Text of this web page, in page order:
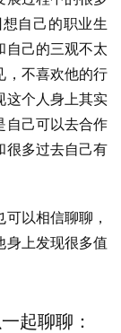
自己的职业生
自己的三观不太
，不喜欢他的行
这个人身上其实
自己可以去合作
很多过去自己有
以相信聊聊，
身上发现很多值
起聊聊：